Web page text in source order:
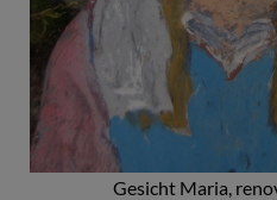
Gesicht Maria,